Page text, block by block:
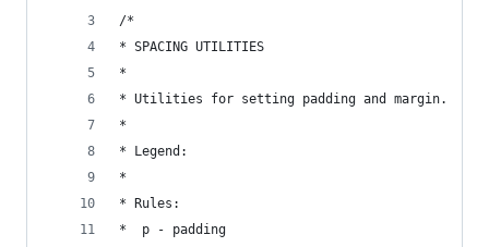
/*
* SPACING UTILITIES
*
* Utilities for setting padding and margin.
*
* Legend:
*
* Rules:
*  p - padding